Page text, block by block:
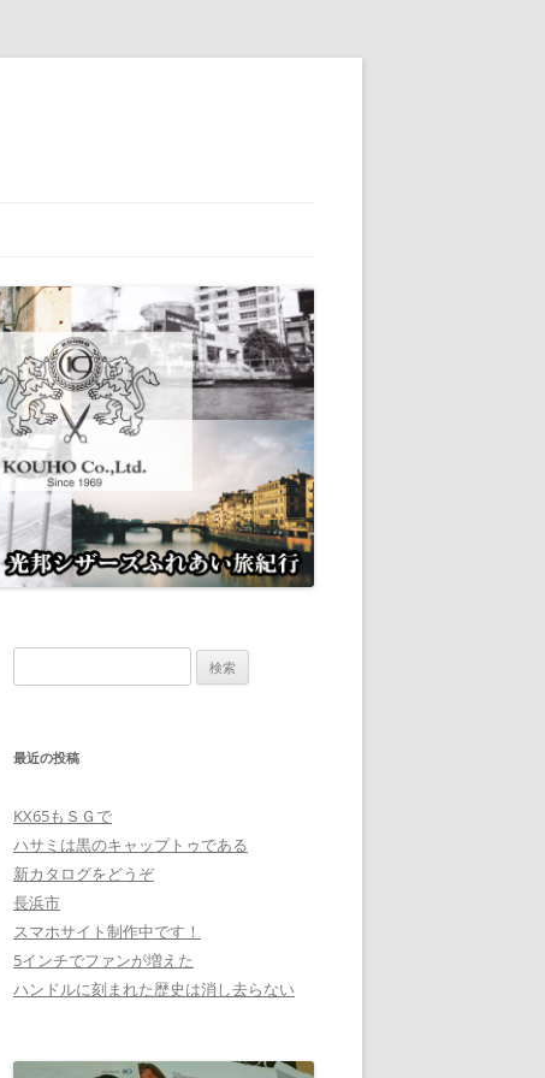
索:
最近の投稿
KX65もＳＧで
ハサミは黒のキャップトゥである
新カタログをどうぞ
長浜市
スマホサイト制作中です！
5インチでファンが増えた
ハンドルに刻まれた歴史は消し去らない